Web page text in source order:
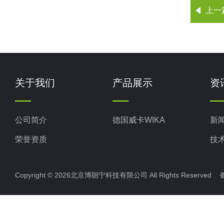
上
关于我们
公司简介
荣誉资质
产品展示
德国威卡WIKA
资
新
技
Copyright © 2026北京博朗宁科技有限公司 All Rights Reserved